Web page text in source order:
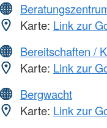
Karte: Link zur
Bereitschaften /
Karte: Link zur
Bergwacht
Karte: Link zur